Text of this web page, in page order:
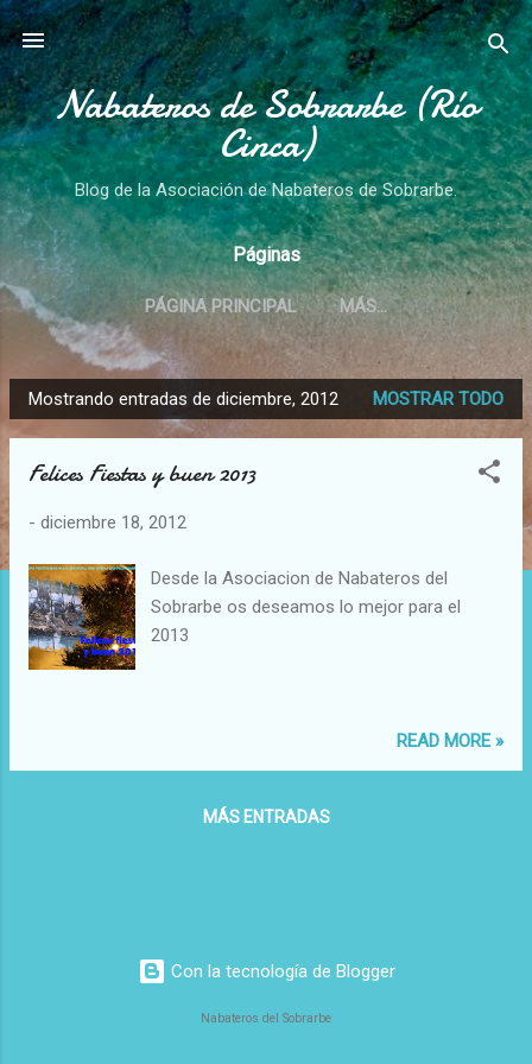
Ir al contenido principal
Nabateros de Sobrarbe (Río
Cinca)
Blog de la Asociación de Nabateros de Sobrarbe.
Páginas
PÁGINA PRINCIPAL MÁS…
E
n
Mostrando entradas de diciembre, 2012 MOSTRAR TODO
Felices Fiestas y buen 2013
- diciembre 18, 2012
Desde la Asociacion de Nabateros del
Sobrarbe os deseamos lo mejor para el
2013
READ MORE »
MÁS ENTRADAS
Con la tecnología de Blogger
Nabateros del Sobrarbe